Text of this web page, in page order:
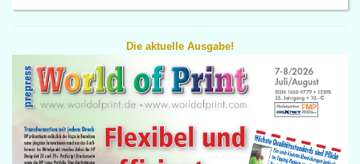
Die aktuelle Ausgabe!